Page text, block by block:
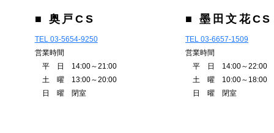
■ 奥戸CS
TEL 03-5654-9250
営業時間
平 日 14:00～21:00
土 曜 13:00～20:00
日 曜 閉室
■ 墨田文花CS
TEL 03-6657-1509
営業時間
平 日 14:00～22:00
土 曜 10:00～18:00
日 曜 閉室